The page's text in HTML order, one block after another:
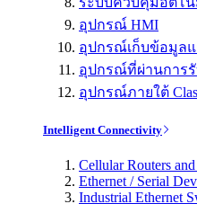
อุปกรณ์ HMI
อุปกรณ์เก็บข้อมูล
อุปกรณ์ที่ผ่านการ
อุปกรณ์ภายใต้
Intelligent Connectivity
Cellular Routers
Ethernet / Serial
Industrial Ethernet